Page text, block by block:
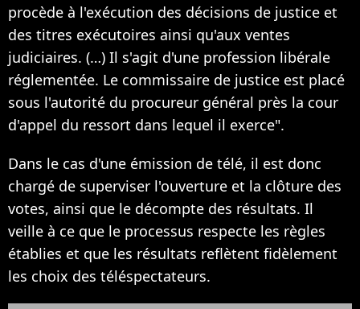
procède à l'exécution des décisions de justice et
des titres exécutoires ainsi qu'aux ventes
judiciaires. (…) Il s'agit d'une profession libérale
réglementée. Le commissaire de justice est placé
sous l'autorité du procureur général près la cour
d'appel du ressort dans lequel il exerce".
Dans le cas d'une émission de télé, il est donc
chargé de superviser l'ouverture et la clôture des
votes, ainsi que le décompte des résultats. Il
veille à ce que le processus respecte les règles
établies et que les résultats reflètent fidèlement
les choix des téléspectateurs.​